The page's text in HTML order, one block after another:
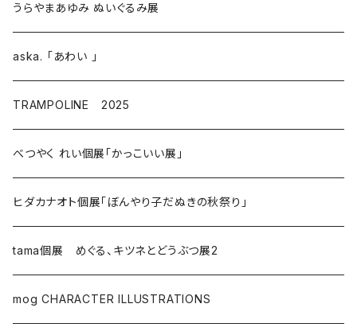
うらやまあゆみ ぬいぐるみ展
aska. 「あわい 」
TRAMPOLINE 2025
べつやく れい個展「かっこいい展」
ヒダカナオト個展「ぼんやり子だぬきの秋祭り」
tama個展 めぐる、キツネとどうぶつ展2
mog CHARACTER ILLUSTRATIONS